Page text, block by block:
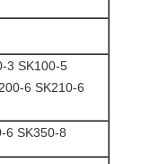
3 SK100-5
6 SK210-6
6 SK350-8